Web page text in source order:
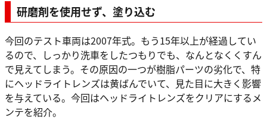
研磨剤を使用せず、塗り込む
今回のテスト車両は2007年式。もう15年以上が経過してい
るので、しっかり洗車をしたつもりでも、なんとなくくすん
で見えてしまう。その原因の一つが樹脂パーツの劣化で、特
にヘッドライトレンズは黄ばんでいて、見た目に大きく影響
を与えている。今回はヘッドライトレンズをクリアにするメ
ンテを紹介。